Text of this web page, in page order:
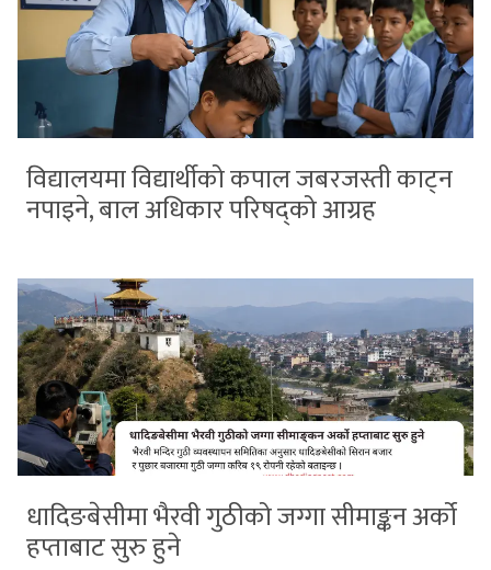
विद्यालयमा विद्यार्थीको कपाल जबरजस्ती काट्न
नपाइने, बाल अधिकार परिषद्को आग्रह
धादिङबेसीमा भैरवी गुठीको जग्गा सीमाङ्कन अर्को
हप्ताबाट सुरु हुने